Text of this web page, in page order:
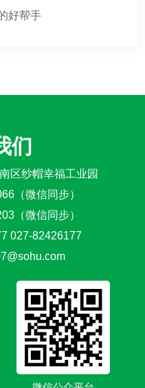
好帮手
们
区纱帽幸福工业园
（微信同步）
（微信同步）
027-82426177